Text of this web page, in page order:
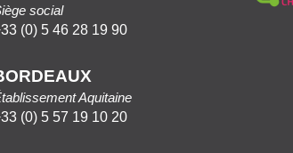
social
(0) 5 46 28 19 90
BORDEAUX
Aquitaine
(0) 5 57 19 10 20